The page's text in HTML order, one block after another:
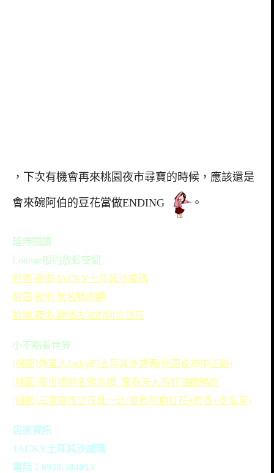
，下次有機會再來桃園夜市尋寶的時候，應該還是
會來碗阿伯的豆花當做ENDING 。
延伸閱讀
Lounge般的放鬆空間
桃園 夜市 JACKY土耳其沙威瑪
桃園 夜市 無名鴨肉麵
桃園 夜市 遵循古法的阿伯豆花
小不點看世界
[桃園]外星人Jacky的土耳其沙威瑪(桃園夜市中正路)
[桃園]夜市裡無名鴨肉麵_驚為天人的好油嫩鴨肉
[桃園]三家夜市豆花比一比(推薦阿伯豆花+妙香+冬瓜茶)
店家資訊
JACKY土耳其沙威瑪
電話：0938-304093